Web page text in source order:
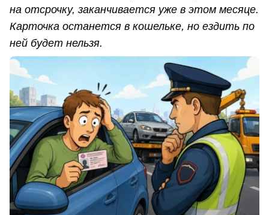
на отсрочку, заканчивается уже в этом месяце.
Карточка останется в кошельке, но ездить по
ней будет нельзя.